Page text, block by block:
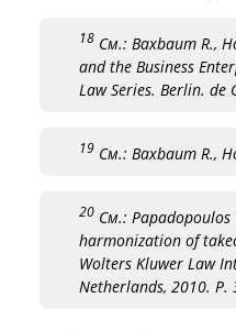
18 См.: Baxbaum R.,
and the Business
Law Series. Berlin. de
19 См.: Baxbaum R.,
20 См.: Papadopoulos
harmonization of
Wolters Kluwer Law
Netherlands, 2010. P.